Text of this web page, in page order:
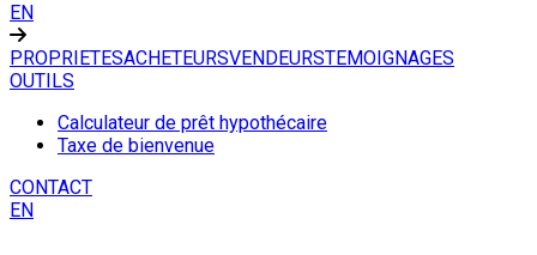
EN
PROPRIETESACHETEURSVENDEURSTEMOIGNAGES
OUTILS
Calculateur de prêt hypothécaire
Taxe de bienvenue
CONTACT
EN